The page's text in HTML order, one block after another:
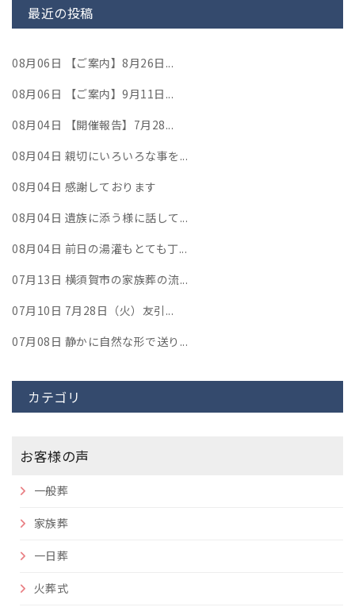
最近の投稿
08月06日 【ご案内】8月26日...
08月06日 【ご案内】9月11日...
08月04日 【開催報告】7月28...
08月04日 親切にいろいろな事を...
08月04日 感謝しております
08月04日 遺族に添う様に話して...
08月04日 前日の湯灌もとても丁...
07月13日 横須賀市の家族葬の流...
07月10日 7月28日（火）友引...
07月08日 静かに自然な形で送り...
カテゴリ
お客様の声
一般葬
家族葬
一日葬
火葬式